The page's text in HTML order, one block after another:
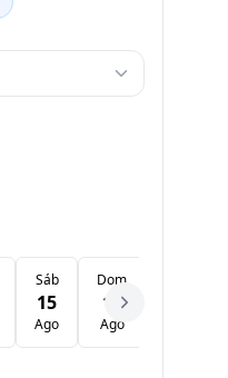
Sáb
15
Ago
Dom
16
Ago